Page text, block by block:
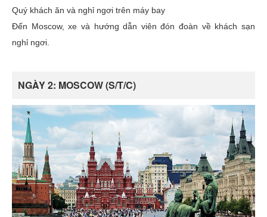
Quý khách ăn và nghỉ ngơi trên máy bay
Đến Moscow, xe và hướng dẫn viên đón đoàn về khách sạn
nghỉ ngơi.
NGÀY 2: MOSCOW (S/T/C)